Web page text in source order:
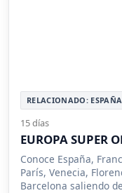
RELACIONADO: ESPAÑA
15 días
EUROPA SUPER
Conoce España,
París, Venecia,
Barcelona saliendo